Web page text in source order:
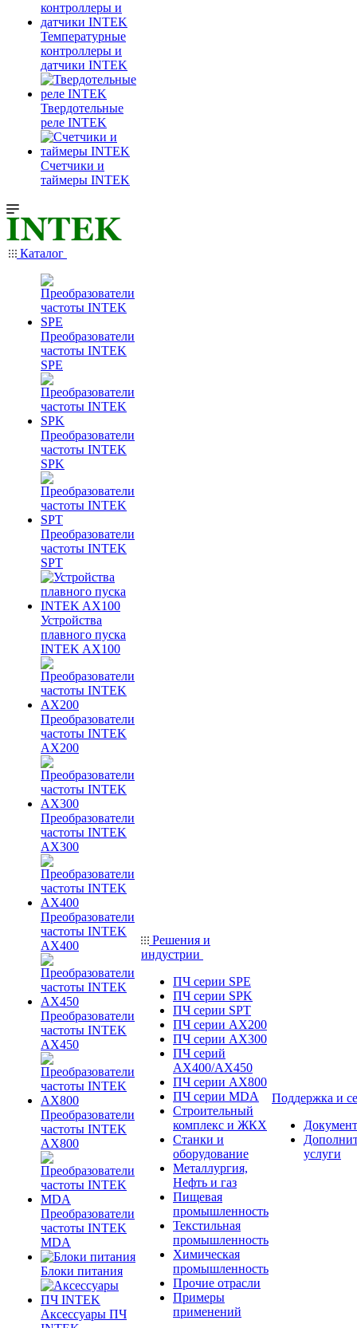
Температурные
контроллеры и
датчики INTEK
Твердотельные
реле INTEK
Счетчики и
таймеры INTEK
Каталог
Преобразователи
частоты INTEK
SPE
Преобразователи
частоты INTEK
SPK
Преобразователи
частоты INTEK
SPT
Устройства
плавного пуска
INTEK AX100
Преобразователи
частоты INTEK
AX200
Преобразователи
частоты INTEK
AX300
Преобразователи
частоты INTEK
AX400
Преобразователи
частоты INTEK
AX450
Преобразователи
частоты INTEK
AX800
Преобразователи
частоты INTEK
MDA
Блоки питания
Аксессуары ПЧ
Решения и
индустрии
ПЧ серии SPE
ПЧ серии SPK
ПЧ серии SPT
ПЧ серии AX200
ПЧ серии AX300
ПЧ серий
AX400/AX450
ПЧ серии AX800
ПЧ серии MDA
Строительный
комплекс и ЖКХ
Станки и
оборудование
Металлургия,
Нефть и газ
Пищевая
промышленность
Текстильная
промышленность
Химическая
промышленность
Прочие отрасли
Примеры
применений
Поддержка и
услуги